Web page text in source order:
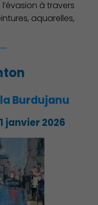
à travers
aquarelles,
Burdujanu
janvier 2026